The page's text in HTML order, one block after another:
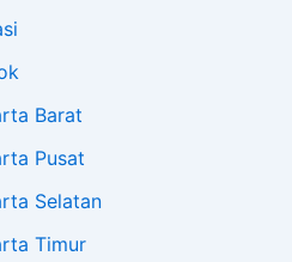
Barat
Pusat
Selatan
Timur